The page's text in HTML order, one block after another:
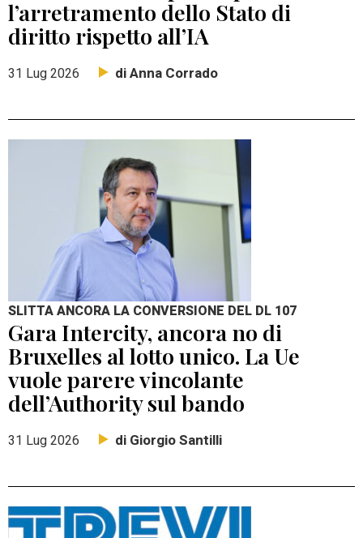
l’arretramento dello Stato di
diritto rispetto all’IA
31 Lug 2026 di Anna Corrado
SLITTA ANCORA LA CONVERSIONE DEL DL 107
Gara Intercity, ancora no di
Bruxelles al lotto unico. La Ue
vuole parere vincolante
dell’Authority sul bando
31 Lug 2026 di Giorgio Santilli